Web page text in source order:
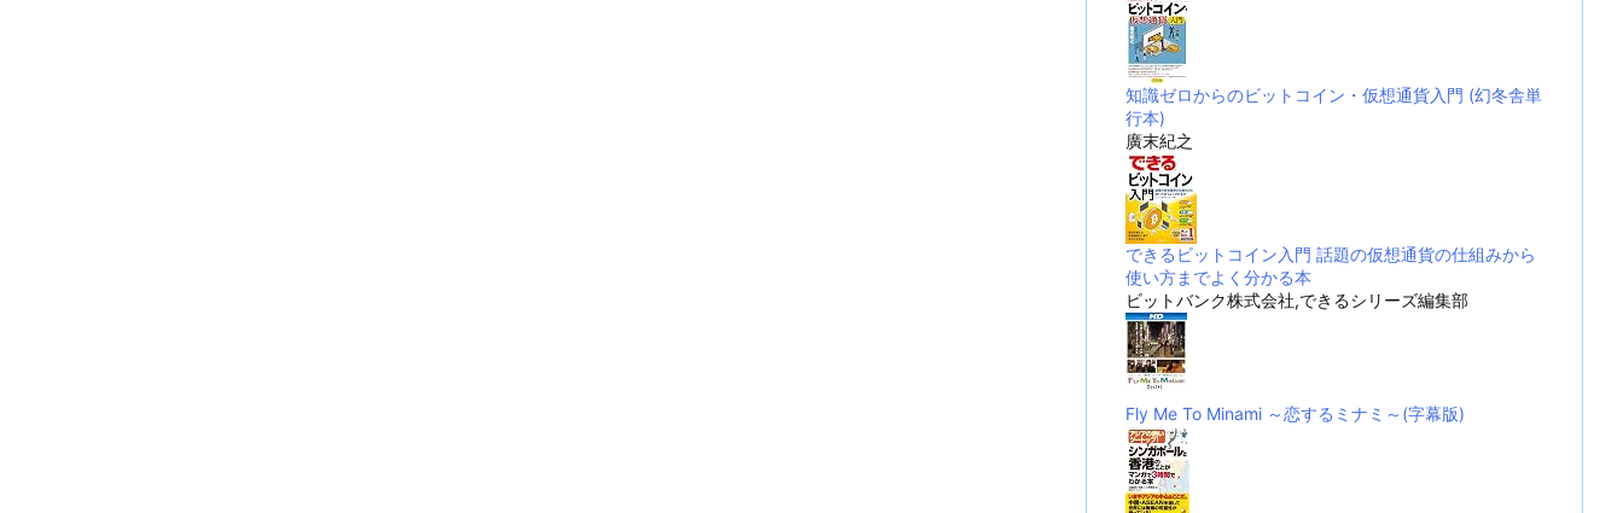
知識ゼロからのビットコイン・仮想通貨入門 (幻冬舎単
行本)
廣末紀之
できるビットコイン入門 話題の仮想通貨の仕組みから
使い方までよく分かる本
ビットバンク株式会社,できるシリーズ編集部
Fly Me To Minami ～恋するミナミ～(字幕版)